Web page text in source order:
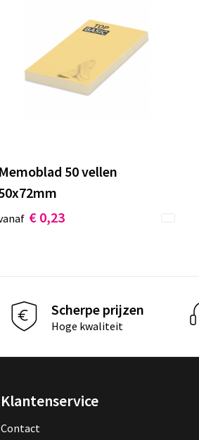
Memoblad 50 vellen
€ 0,23
Scherpe prijzen
Hoge kwaliteit
Klantenservice
Contact